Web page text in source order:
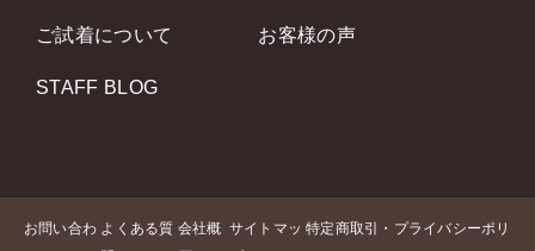
ご試着について お客様の声
STAFF BLOG
お問い合わ よくある質 会社概 サイトマッ 特定商取引・プライバシーポリ